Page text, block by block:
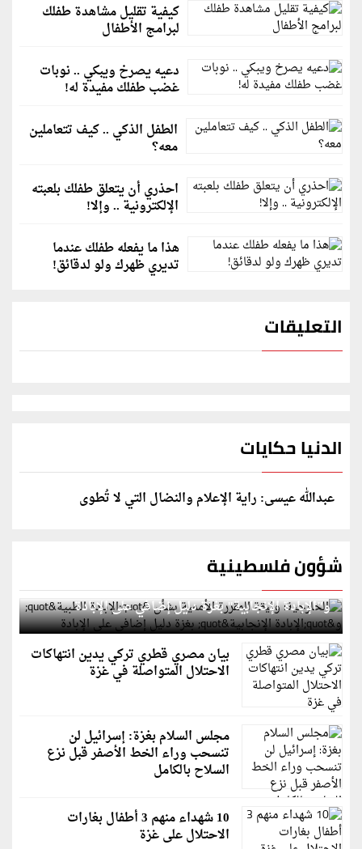
كيفية تقليل مشاهدة طفلك
لبرامج الأطفال
دعيه يصرخ ويبكي .. نوبات
غضب طفلك مفيدة له!
الطفل الذكي .. كيف تتعاملين
معه؟
احذري أن يتعلق طفلك بلعبته
الإلكترونية .. وإلا!
هذا ما يفعله طفلك عندما
تديري ظهرك ولو لدقائق!
التعليقات
الدنيا حكايات
عبدالله عيسى: راية الإعلام والنضال التي لا تُطوى
شؤون فلسطينية
الخارجية: وثيقة المقررة الأممية بشأن "الإبادة الطبية"
و"الإبادة الإنجابية" بغزة دليل إضافي على الإبادة
بيان مصري قطري تركي يدين انتهاكات
الاحتلال المتواصلة في غزة
مجلس السلام بغزة: إسرائيل لن
تنسحب وراء الخط الأصفر قبل نزع
السلاح بالكامل
10 شهداء منهم 3 أطفال بغارات
الاحتلال على غزة